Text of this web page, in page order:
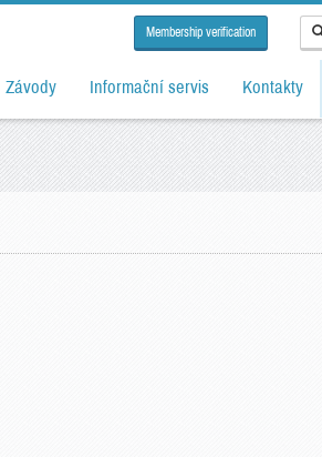
Membership verification
Závody Informační servis Kontakty